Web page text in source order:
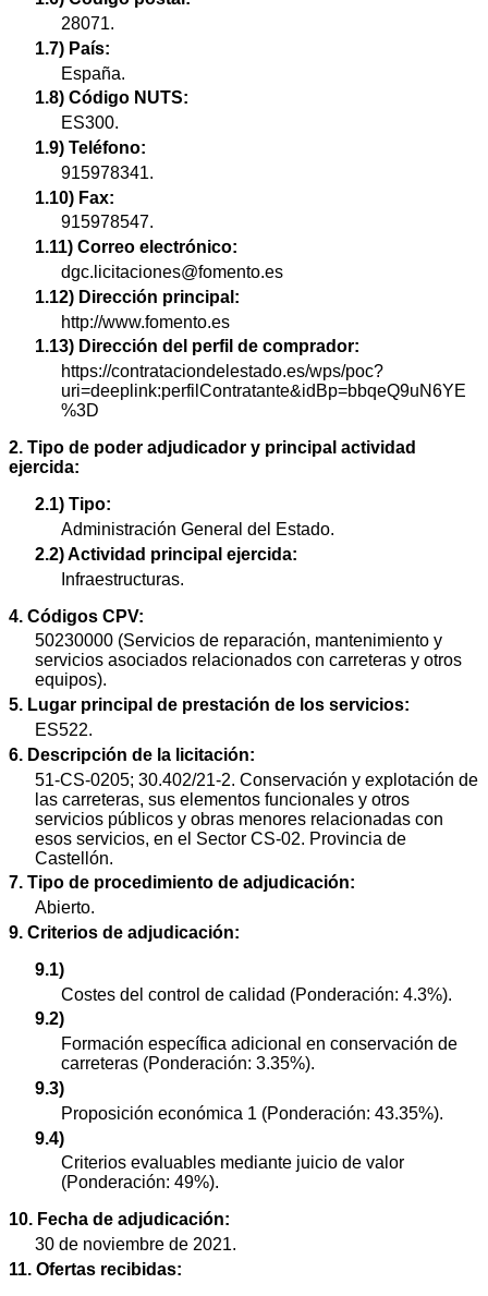
28071.
1.7) País:
España.
1.8) Código NUTS:
ES300.
1.9) Teléfono:
915978341.
1.10) Fax:
915978547.
1.11) Correo electrónico:
dgc.licitaciones@fomento.es
1.12) Dirección principal:
http://www.fomento.es
1.13) Dirección del perfil de comprador:
https://contrataciondelestado.es/wps/poc?
uri=deeplink:perfilContratante&idBp=bbqeQ9uN6YE
%3D
2. Tipo de poder adjudicador y principal actividad
ejercida:
2.1) Tipo:
Administración General del Estado.
2.2) Actividad principal ejercida:
Infraestructuras.
4. Códigos CPV:
50230000 (Servicios de reparación, mantenimiento y
servicios asociados relacionados con carreteras y otros
equipos).
5. Lugar principal de prestación de los servicios:
ES522.
6. Descripción de la licitación:
51-CS-0205; 30.402/21-2. Conservación y explotación de
las carreteras, sus elementos funcionales y otros
servicios públicos y obras menores relacionadas con
esos servicios, en el Sector CS-02. Provincia de
Castellón.
7. Tipo de procedimiento de adjudicación:
Abierto.
9. Criterios de adjudicación:
9.1)
Costes del control de calidad (Ponderación: 4.3%).
9.2)
Formación específica adicional en conservación de
carreteras (Ponderación: 3.35%).
9.3)
Proposición económica 1 (Ponderación: 43.35%).
9.4)
Criterios evaluables mediante juicio de valor
(Ponderación: 49%).
10. Fecha de adjudicación:
30 de noviembre de 2021.
11. Ofertas recibidas: